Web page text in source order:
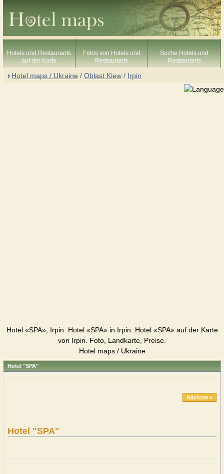
Hotels und Restaurants
auf der Karte
Fotos von Hotels und
Restaurants
Suche Hotels und
Restaurants
Hotel maps / Ukraine / Oblast Kiew / Irpin
Hotel «SPA», Irpin. Hotel «SPA» in Irpin. Hotel «SPA» auf der Karte
von Irpin. Foto, Landkarte, Preise.
Hotel maps / Ukraine
Hotel "SPA"
Nächste »
Hotel "SPA"